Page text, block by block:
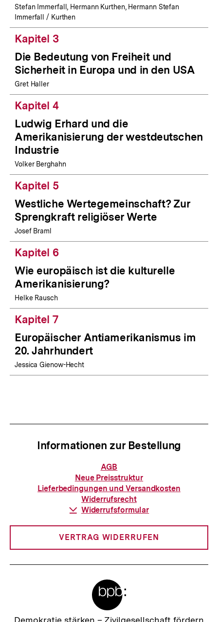
Stefan Immerfall, Hermann Kurthen, Hermann Stefan
Immerfall / Kurthen
Kapitel 3
Die Bedeutung von Freiheit und
Sicherheit in Europa und in den USA
Gret Haller
Kapitel 4
Ludwig Erhard und die
Amerikanisierung der westdeutschen
Industrie
Volker Berghahn
Kapitel 5
Westliche Wertegemeinschaft? Zur
Sprengkraft religiöser Werte
Josef Braml
Kapitel 6
Wie europäisch ist die kulturelle
Amerikanisierung?
Helke Rausch
Kapitel 7
Europäischer Antiamerikanismus im
20. Jahrhundert
Jessica Gienow-Hecht
Informationen zur Bestellung
Informationen
zur
Bestellung
AGB
Neue Preisstruktur
Lieferbedingungen und Versandkosten
Widerrufsrecht
Download-
Widerrufsformular
VERTRAG WIDERRUFEN
Zur
Demokratie stärken – Zivilgesellschaft fördern